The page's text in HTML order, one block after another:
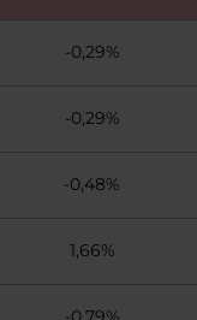
-0,29%
-0,29%
-0,48%
1,66%